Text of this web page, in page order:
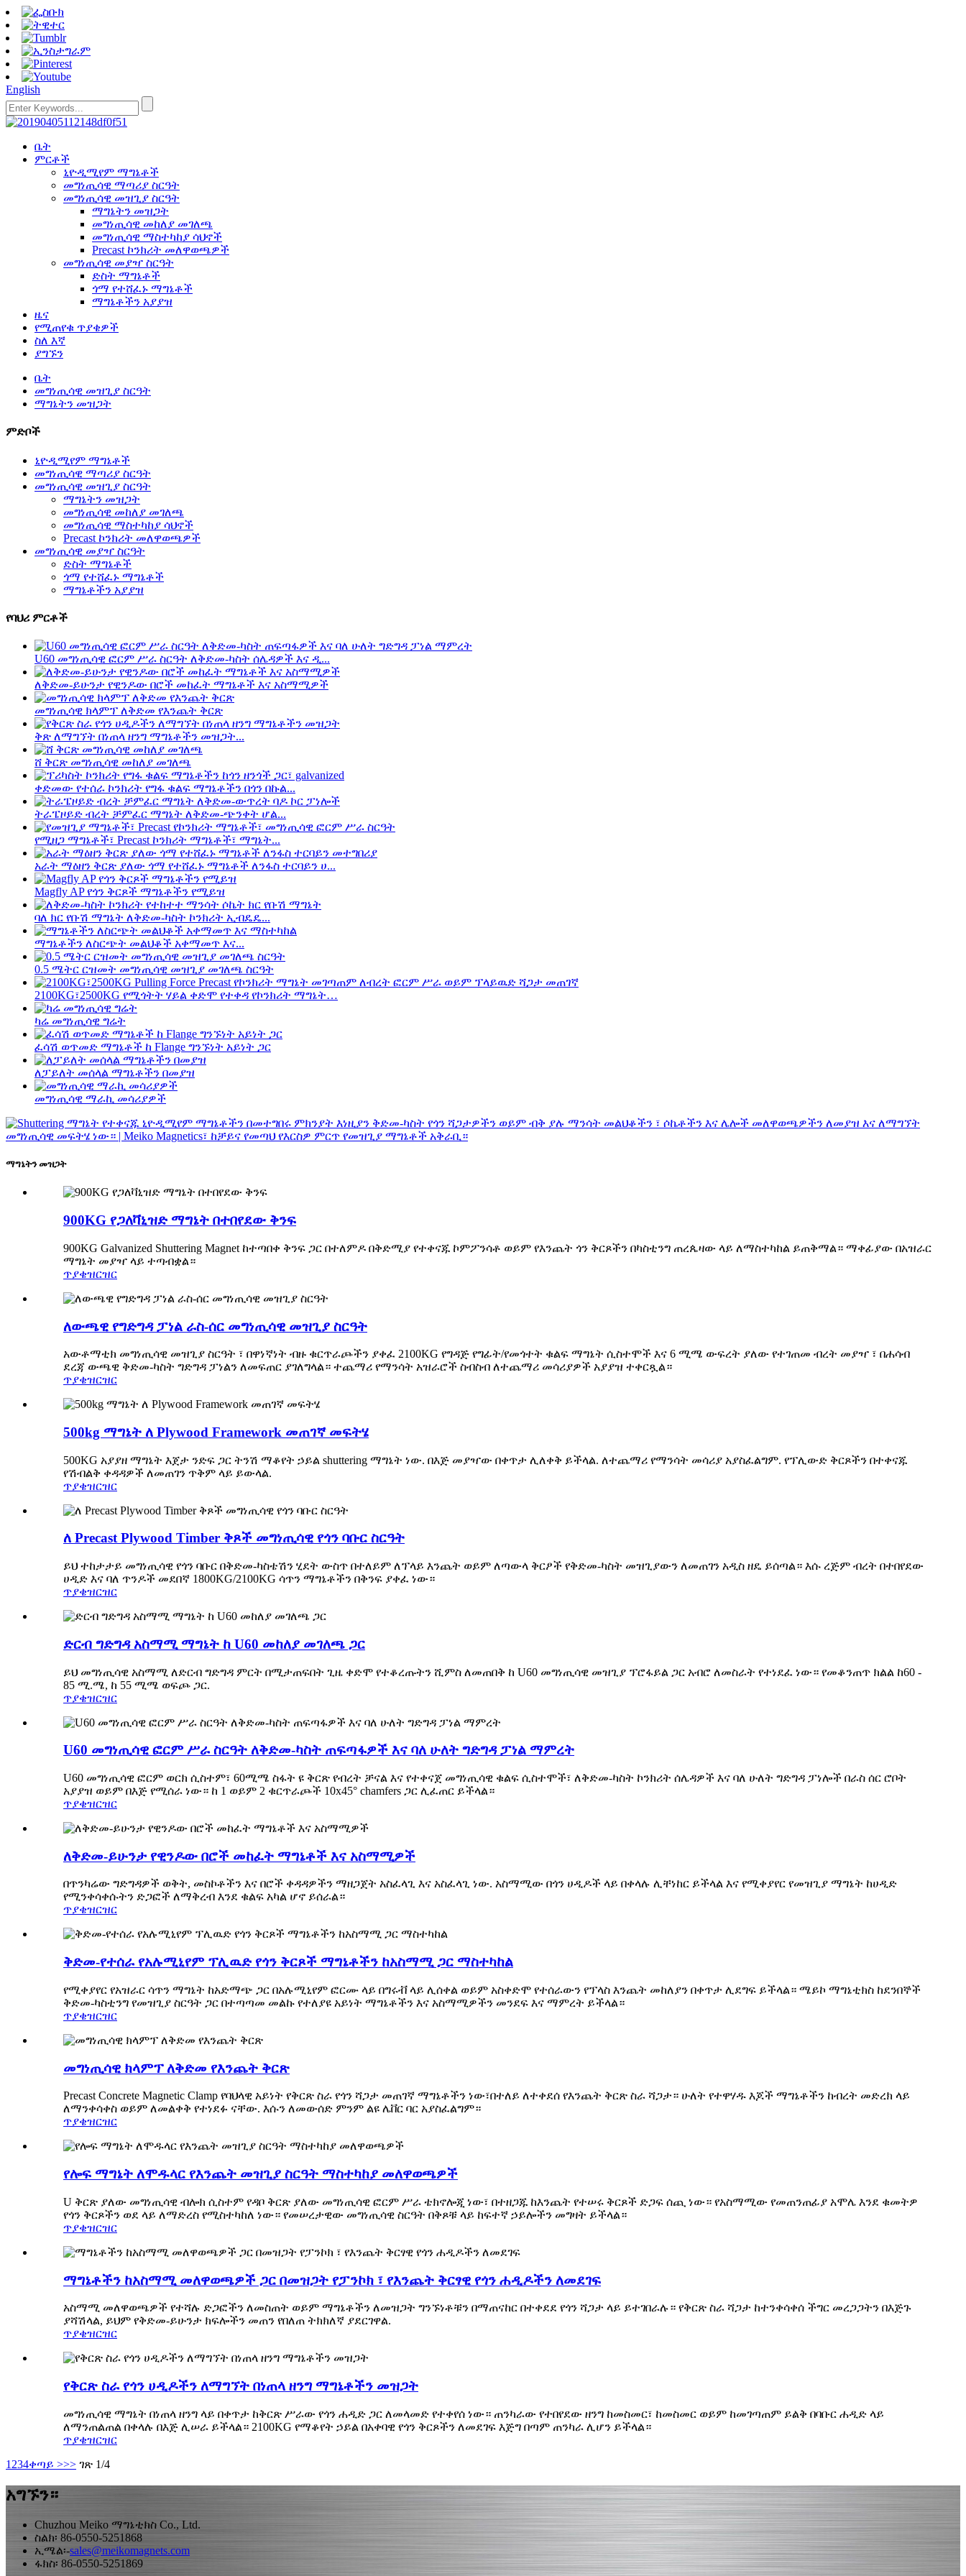
English
ቤት
ምርቶች
ኒዮዲሚየም ማግኔቶች
መግነጢሳዊ ማጣሪያ ስርዓት
መግነጢሳዊ መዝጊያ ስርዓት
ማግኔትን መዝጋት
መግነጢሳዊ መከለያ መገለጫ
መግነጢሳዊ ማስተካከያ ሳህኖች
Precast ኮንክሪት መለዋወጫዎች
መግነጢሳዊ መያዣ ስርዓት
ድስት ማግኔቶች
ጎማ የተሸፈኑ ማግኔቶች
ማግኔቶችን አያያዝ
ዜና
የሚጠየቁ ጥያቄዎች
ስለ እኛ
ያግኙን
ቤት
መግነጢሳዊ መዝጊያ ስርዓት
ማግኔትን መዝጋት
ምድቦች
ኒዮዲሚየም ማግኔቶች
መግነጢሳዊ ማጣሪያ ስርዓት
መግነጢሳዊ መዝጊያ ስርዓት
ማግኔትን መዝጋት
መግነጢሳዊ መከለያ መገለጫ
መግነጢሳዊ ማስተካከያ ሳህኖች
Precast ኮንክሪት መለዋወጫዎች
መግነጢሳዊ መያዣ ስርዓት
ድስት ማግኔቶች
ጎማ የተሸፈኑ ማግኔቶች
ማግኔቶችን አያያዝ
የባህሪ ምርቶች
U60 መግነጢሳዊ ፎርም ሥራ ስርዓት ለቅድመ-ካስት ሰሌዳዎች እና ዲ...
ለቅድመ-ይሁንታ የዊንዶው በሮች መከፈት ማግኔቶች እና አስማሚዎች
መግነጢሳዊ ክላምፕ ለቅድመ የእንጨት ቅርጽ
ቅጽ ለማግኘት በነጠላ ዘንግ ማግኔቶችን መዝጋት...
ሸ ቅርጽ መግነጢሳዊ መከለያ መገለጫ
ቀድመው የተሰራ ኮንክሪት የግፋ ቁልፍ ማግኔቶችን በጎን በኩል...
ትራፔዞይድ ብረት ቻምፈር ማግኔት ለቅድመ-ጭንቀት ሆል...
የሚዘጋ ማግኔቶች፣ Precast ኮንክሪት ማግኔቶች፣ ማግኔት...
አራት ማዕዘን ቅርጽ ያለው ጎማ የተሸፈኑ ማግኔቶች ለንፋስ ተርባይን ሀ...
Magfly AP የጎን ቅርጾች ማግኔቶችን የሚይዝ
ባለ ክር የቡሽ ማግኔት ለቅድመ-ካስት ኮንክሪት ኢብዴዴ...
ማግኔቶችን ለስርጭት መልህቆች አቀማመጥ እና...
0.5 ሜትር ርዝመት መግነጢሳዊ መዝጊያ መገለጫ ስርዓት
2100KG፣2500KG የሚጎትት ሃይል ቀድሞ የተቀዳ የኮንክሪት ማግኔት…
ካሬ መግነጢሳዊ ግሬት
ፈሳሽ ወጥመድ ማግኔቶች ከ Flange ግንኙነት አይነት ጋር
ለፓይለት መሰላል ማግኔቶችን በመያዝ
መግነጢሳዊ ማራኪ መሳሪያዎች
ማግኔትን መዝጋት
900KG የጋለቫኒዝድ ማግኔት በተበየደው ቅንፍ
900KG Galvanized Shuttering Magnet ከተጣበቀ ቅንፍ ጋር በተለምዶ በቅድሚያ የተቀናጁ ኮምፖንሳቶ ወይም የእንጨት ጎን ቅርጾችን በካስቲንግ ጠረጴዛው ላይ ለማስተካከል ይጠቅማል። ማቀፊያው በአዝራር
ማግኔት መያዣ ላይ ተጣብቋል።
ጥያቄዝርዝር
ለውጫዊ የግድግዳ ፓነል ራስ-ሰር መግነጢሳዊ መዝጊያ ስርዓት
አውቶማቲክ መግነጢሳዊ መዝጊያ ስርዓት ፣ በዋነኛነት ብዙ ቁርጥራጮችን ያቀፈ 2100KG የግዳጅ የግፊት/የመጎተት ቁልፍ ማግኔት ሲስተሞች እና 6 ሚሜ ውፍረት ያለው የተገጠመ ብረት መያዣ ፣ በሐሳብ
ደረጃ ውጫዊ ቅድመ-ካስት ግድግዳ ፓነልን ለመፍጠር ያገለግላል። ተጨማሪ የማንሳት አዝራሮች ስብስብ ለተጨማሪ መሳሪያዎች አያያዝ ተቀርጿል።
ጥያቄዝርዝር
500kg ማግኔት ለ Plywood Framework መጠገኛ መፍትሄ
500KG አያያዘ ማግኔት እጀታ ንድፍ ጋር ትንሽ ማቆየት ኃይል shuttering ማግኔት ነው. በእጅ መያዣው በቀጥታ ሊለቀቅ ይችላል. ለተጨማሪ የማንሳት መሳሪያ አያስፈልግም. የፕሊውድ ቅርጾችን በተቀናጁ
የሽብልቅ ቀዳዳዎች ለመጠገን ጥቅም ላይ ይውላል.
ጥያቄዝርዝር
ለ Precast Plywood Timber ቅጾች መግነጢሳዊ የጎን ባቡር ስርዓት
ይህ ተከታታይ መግነጢሳዊ የጎን ባቡር በቅድመ-ካስቴሽን ሂደት ውስጥ በተለይም ለፕላይ እንጨት ወይም ለጣውላ ቅርፆች የቅድመ-ካስት መዝጊያውን ለመጠገን አዲስ ዘዴ ይሰጣል። እሱ ረጅም ብረት በተበየደው
ሀዲድ እና ባለ ጥንዶች መደበኛ 1800KG/2100KG ሳጥን ማግኔቶችን በቅንፍ ያቀፈ ነው።
ጥያቄዝርዝር
ድርብ ግድግዳ አስማሚ ማግኔት ከ U60 መከለያ መገለጫ ጋር
ይህ መግነጢሳዊ አስማሚ ለድርብ ግድግዳ ምርት በሚታጠፍበት ጊዜ ቀድሞ የተቆረጡትን ሺምስ ለመጠበቅ ከ U60 መግነጢሳዊ መዝጊያ ፕሮፋይል ጋር አብሮ ለመስራት የተነደፈ ነው። የመቆንጠጥ ክልል ከ60 -
85 ሚ.ሜ, ከ 55 ሚሜ ወፍጮ ጋር.
ጥያቄዝርዝር
U60 መግነጢሳዊ ፎርም ሥራ ስርዓት ለቅድመ-ካስት ጠፍጣፋዎች እና ባለ ሁለት ግድግዳ ፓነል ማምረት
U60 መግነጢሳዊ ፎርም ወርክ ሲስተም፣ 60ሚሜ ስፋት ዩ ቅርጽ የብረት ቻናል እና የተቀናጀ መግነጢሳዊ ቁልፍ ሲስተሞች፣ ለቅድመ-ካስት ኮንክሪት ሰሌዳዎች እና ባለ ሁለት ግድግዳ ፓነሎች በራስ ሰር ሮቦት
አያያዝ ወይም በእጅ የሚሰራ ነው። ከ 1 ወይም 2 ቁርጥራጮች 10x45° chamfers ጋር ሊፈጠር ይችላል።
ጥያቄዝርዝር
ለቅድመ-ይሁንታ የዊንዶው በሮች መከፈት ማግኔቶች እና አስማሚዎች
በጥንካሬው ግድግዳዎች ወቅት, መስኮቶችን እና በሮች ቀዳዳዎችን ማዘጋጀት አስፈላጊ እና አስፈላጊ ነው. አስማሚው በጎን ሀዲዶች ላይ በቀላሉ ሊቸነከር ይችላል እና የሚቀያየር የመዝጊያ ማግኔት ከሀዲድ
የሚንቀሳቀሱትን ድጋፎች ለማቅረብ እንደ ቁልፍ አካል ሆኖ ይሰራል።
ጥያቄዝርዝር
ቅድመ-የተሰራ የአሉሚኒየም ፕሊዉድ የጎን ቅርጾች ማግኔቶችን ከአስማሚ ጋር ማስተካከል
የሚቀያየር የአዝራር ሳጥን ማግኔት ከአድማጭ ጋር በአሉሚኒየም ፎርሙ ላይ በግሩቭ ላይ ሊሰቀል ወይም አስቀድሞ የተሰራውን የፕላስ እንጨት መከለያን በቀጥታ ሊደግፍ ይችላል። ሜይኮ ማግኔቲክስ ከደንበኞች
ቅድመ-ካስቲንግ የመዝጊያ ስርዓት ጋር በተጣጣመ መልኩ የተለያዩ አይነት ማግኔቶችን እና አስማሚዎችን መንደፍ እና ማምረት ይችላል።
ጥያቄዝርዝር
መግነጢሳዊ ክላምፕ ለቅድመ የእንጨት ቅርጽ
Precast Concrete Magnetic Clamp የባህላዊ አይነት የቅርጽ ስራ የጎን ሻጋታ መጠገኛ ማግኔቶችን ነው፣በተለይ ለተቀደሰ የእንጨት ቅርጽ ስራ ሻጋታ። ሁለት የተዋሃዱ እጆች ማግኔቶችን ከብረት መድረክ ላይ
ለማንቀሳቀስ ወይም ለመልቀቅ የተነደፉ ናቸው. እሱን ለመውሰድ ምንም ልዩ ሌቨር ባር አያስፈልግም።
ጥያቄዝርዝር
የሎፍ ማግኔት ለሞዱላር የእንጨት መዝጊያ ስርዓት ማስተካከያ መለዋወጫዎች
U ቅርጽ ያለው መግነጢሳዊ ብሎክ ሲስተም የዳቦ ቅርጽ ያለው መግነጢሳዊ ፎርም ሥራ ቴክኖሎጂ ነው፣ በተዘጋጁ ከእንጨት የተሠሩ ቅርጾች ድጋፍ ሰጪ ነው። የአስማሚው የመጠንጠፊያ አሞሌ እንደ ቁመትዎ
የጎን ቅርጾችን ወደ ላይ ለማድረስ የሚስተካከለ ነው። የመሠረታዊው መግነጢሳዊ ስርዓት በቅጾቹ ላይ ከፍተኛ ኃይሎችን መግዛት ይችላል።
ጥያቄዝርዝር
ማግኔቶችን ከአስማሚ መለዋወጫዎች ጋር በመዝጋት የፓንኮክ ፣ የእንጨት ቅርፃዊ የጎን ሐዲዶችን ለመደገፍ
አስማሚ መለዋወጫዎች የተሻሉ ድጋፎችን ለመስጠት ወይም ማግኔቶችን ለመዝጋት ግንኙነቶቹን በማጠናከር በተቀደደ የጎን ሻጋታ ላይ ይተገበራሉ። የቅርጽ ስራ ሻጋታ ከተንቀሳቀሰ ችግር መረጋጋትን በእጅጉ
ያሻሽላል, ይህም የቅድመ-ይሁንታ ክፍሎችን መጠን የበለጠ ትክክለኛ ያደርገዋል.
ጥያቄዝርዝር
የቅርጽ ስራ የጎን ሀዲዶችን ለማግኘት በነጠላ ዘንግ ማግኔቶችን መዝጋት
መግነጢሳዊ ማግኔት በነጠላ ዘንግ ላይ በቀጥታ ከቅርጽ ሥራው የጎን ሐዲድ ጋር ለመላመድ የተቀየሰ ነው። ጠንካራው የተበየደው ዘንግ ከመስመር፣ ከመስመር ወይም ከመገጣጠም ይልቅ በባቡር ሐዲድ ላይ
ለማንጠልጠል በቀላሉ በእጅ ሊሠራ ይችላል። 2100KG የማቆየት ኃይል በአቀባዊ የጎን ቅርጾችን ለመደገፍ እጅግ በጣም ጠንካራ ሊሆን ይችላል።
ጥያቄዝርዝር
1 234ቀጣይ >>> ገጽ 1/4
አግኙን።
Chuzhou Meiko ማግኔቲክስ Co., Ltd.
ስልክ፡ 86-0550-5251868
ኢሜል፡-sales@meikomagnets.com
ፋክስ፡ 86-0550-5251869